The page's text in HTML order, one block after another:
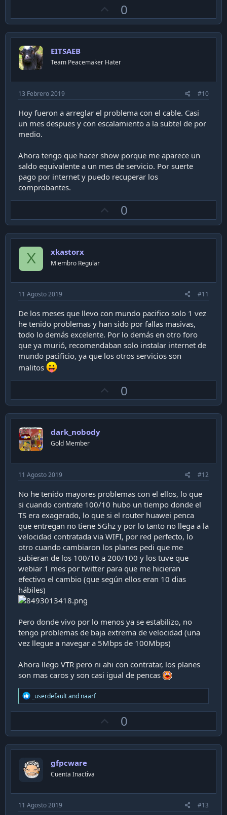
p
v
t
e
0
EITSAEB
Team Peacemaker Hater
13 Febrero 2019 #10
Hoy fueron a arreglar el problema con el cable. Casi
un mes despues y con escalamiento a la subtel de por
medio.
Ahora tengo que hacer show porque me aparece un
saldo equivalente a un mes de servicio. Por suerte
pago por internet y puedo recuperar los
comprobantes.
p
v
0
X xkastorx
Miembro Regular
11 Agosto 2019 #11
De los meses que llevo con mundo pacifico solo 1 vez
he tenido problemas y han sido por fallas masivas,
todo lo demás excelente. Por lo demás en otro foro
que ya murió, recomendaban solo instalar internet de
mundo pacificio, ya que los otros servicios son
malitos
p
v
0
dark_nobody
Gold Member
11 Agosto 2019 #12
No he tenido mayores problemas con el ellos, lo que
si cuando contrate 100/10 hubo un tiempo donde el
TS era exagerado, lo que si el router huawei penca
que entregan no tiene 5Ghz y por lo tanto no llega a la
velocidad contratada via WIFI, por red perfecto, lo
otro cuando cambiaron los planes pedi que me
subieran de los 100/10 a 200/100 y los tuve que
webiar 1 mes por twitter para que me hicieran
efectivo el cambio (que según ellos eran 10 dias
hábiles)
Pero donde vivo por lo menos ya se estabilizo, no
tengo problemas de baja extrema de velocidad (una
vez llegue a navegar a 5Mbps de 100Mbps)
Ahora llego VTR pero ni ahi con contratar, los planes
son mas caros y son casi igual de pencas
e
a
i
o
n
s
:
_userdefaultand naarf
p
v
0
gfpcware
Cuenta Inactiva
11 Agosto 2019 #13